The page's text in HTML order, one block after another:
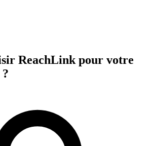
ReachLink pour votre